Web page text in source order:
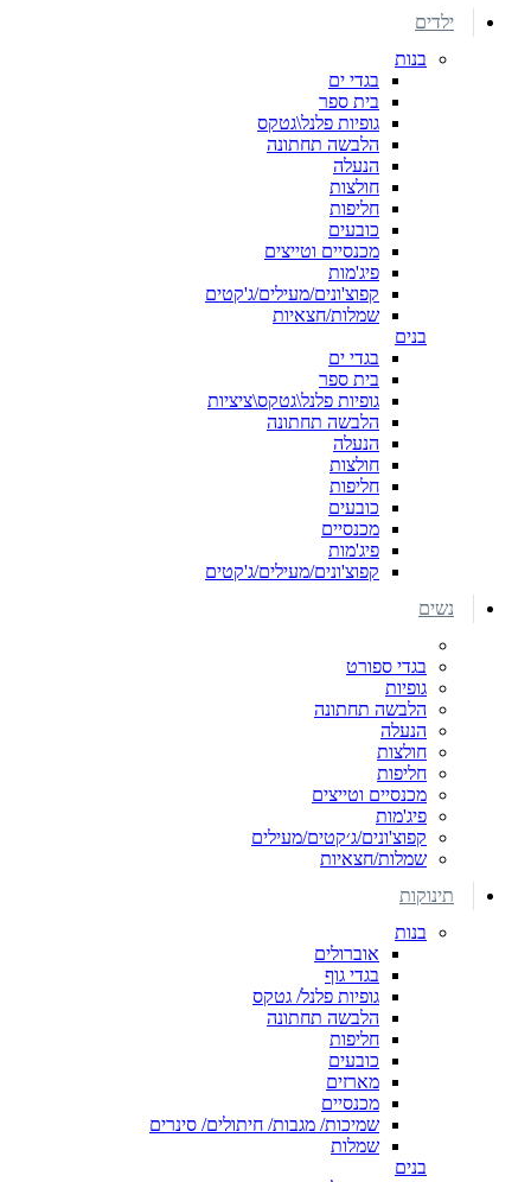
ילדים
בנות
בגדי ים
בית ספר
גופיות פלנל\גטקס
הלבשה תחתונה
הנעלה
חולצות
חליפות
כובעים
מכנסיים וטייצים
פיג'מות
קפוצ'ונים/מעילים/ג'קטים
שמלות/חצאיות
בנים
בגדי ים
בית ספר
גופיות פלנל\גטקס\ציציות
הלבשה תחתונה
הנעלה
חולצות
חליפות
כובעים
מכנסיים
פיג'מות
קפוצ'ונים/מעילים/ג'קטים
נשים
בגדי ספורט
גופיות
הלבשה תחתונה
הנעלה
חולצות
חליפות
מכנסיים וטייצים
פיג'מות
קפוצ'ונים/ג׳קטים/מעילים
שמלות/חצאיות
תינוקות
בנות
אוברולים
בגדי גוף
גופיות פלנל/ גטקס
הלבשה תחתונה
חליפות
כובעים
מארזים
מכנסיים
שמיכות/ מגבות/ חיתולים/ סינרים
שמלות
בנים